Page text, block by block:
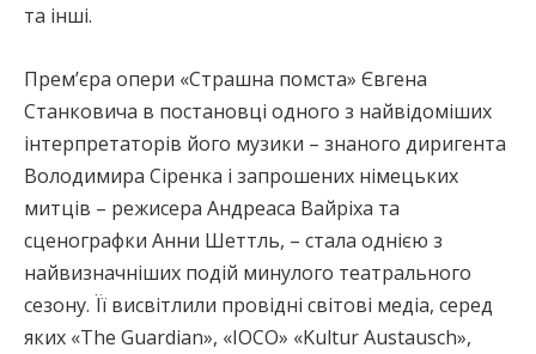
та інші.
Прем’єра опери «Страшна помста» Євгена
Станковича в постановці одного з найвідоміших
інтерпретаторів його музики – знаного диригента
Володимира Сіренка і запрошених німецьких
митців – режисера Андреаса Вайріха та
сценографки Анни Шеттль, – стала однією з
найвизначніших подій минулого театрального
сезону. Її висвітлили провідні світові медіа, серед
яких «The Guardian», «IOCO» «Kultur Austausch»,